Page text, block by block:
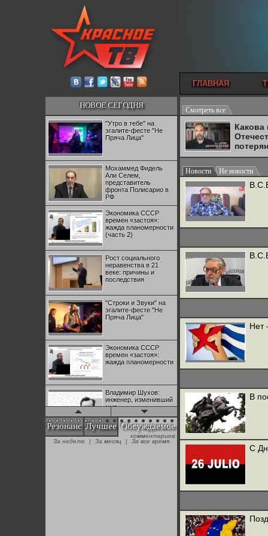
ГЛАВНАЯ
НОВОЕ СЕГОДНЯ
"Утро в тебе" на
эгалите-фесте "Не
Пряча Лица"
Мохаммед Фидель
Али Селем,
представитель
фронта Полисарио в
РФ
Экономика СССР
времен «застоя»:
жажда планомерности
(часть 2)
Рост социального
неравенства в 21
веке: причины и
последствия
"Строки и Звуки" на
эгалите-фесте "Не
Пряча Лица"
Экономика СССР
времен «застоя»:
жажда планомерности
Владимир Шухов:
инженер, изменивший
мир
"Аркадий Коц" на
эгалите-фесте "Не
Резонанс Лучшее Обсуждаемое
комментариев:
За неделю
| За месяц | За все время
Смотреть все
Новости Не новости
Нет
В
С